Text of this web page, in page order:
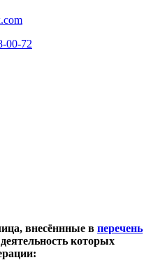
00-72
внесённные в перечень
которых